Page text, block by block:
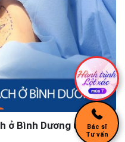
ở Bình Dương uy tín
Bác sĩ
Tư vấn